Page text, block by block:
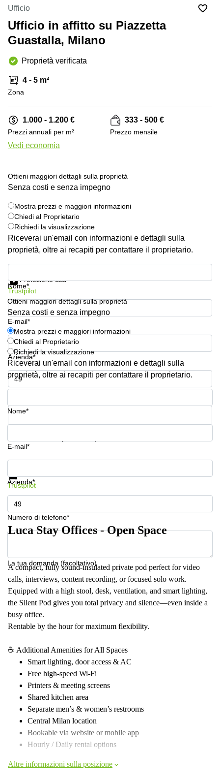
Brescia
Pescara
Verona
Catania
Bologna
Bergamo
Como
Napoli
affitto a
Pescara
Coworking
Lombardy
Business
Toscana
Business
center
Milano
Business
center
Roma
Campania
Coworking
Coworking
Pescara
Coworking
Brescia
Centers
a
Treviso
Affitto
Business
Centers
Uffici
in
affitto
a
Affitto
Sale
a
Firenze
in affitto su
Via Cipro,
Brescia
Affitto
Ufficio
Coworking
Business
Centers
a Como
Ufficio
Ufficio in affitto su Piazzetta
Guastalla, Milano
Proprietà verificata
4 - 5 m²
Zona
1.000 - 1.200 €
Prezzi annuali per m²
Vedi economia
333 - 500 €
Prezzo mensile
Ottieni maggiori dettagli sulla proprietà
Senza costi e senza impegno
Mostra prezzi e maggiori informazioni
Chiedi al Proprietario
Richiedi la visualizzazione
Riceverai un'email con informazioni e dettagli sulla
proprietà, oltre ai recapiti per contattare il proprietario.
Nome*
E-mail*
Azienda*
Numero di telefono*
Protezione dati
Trustpilot
Ottieni maggiori dettagli sulla proprietà
Senza costi e senza impegno
Mostra prezzi e maggiori informazioni
Chiedi al Proprietario
Richiedi la visualizzazione
Riceverai un'email con informazioni e dettagli sulla
proprietà, oltre ai recapiti per contattare il proprietario.
Nome*
E-mail*
Azienda*
Numero di telefono*
La tua domanda (facoltativo)
Mostra prezzi e maggiori informazioni
Trustpilot
Luca Stay Offices - Open Space
A compact, fully sound-insulated private pod perfect for video
calls, interviews, content recording, or focused solo work.
Equipped with a high stool, desk, ventilation, and smart lighting,
the Silent Pod gives you total privacy and silence—even inside a
busy office.
Rentable by the hour for maximum flexibility.
☕ Additional Amenities for All Spaces
Smart lighting, door access & AC
Free high-speed Wi-Fi
Printers & meeting screens
Shared kitchen area
Separate men’s & women’s restrooms
Central Milan location
Bookable via website or mobile app
Hourly / Daily rental options
Altre informazioni sulla posizione